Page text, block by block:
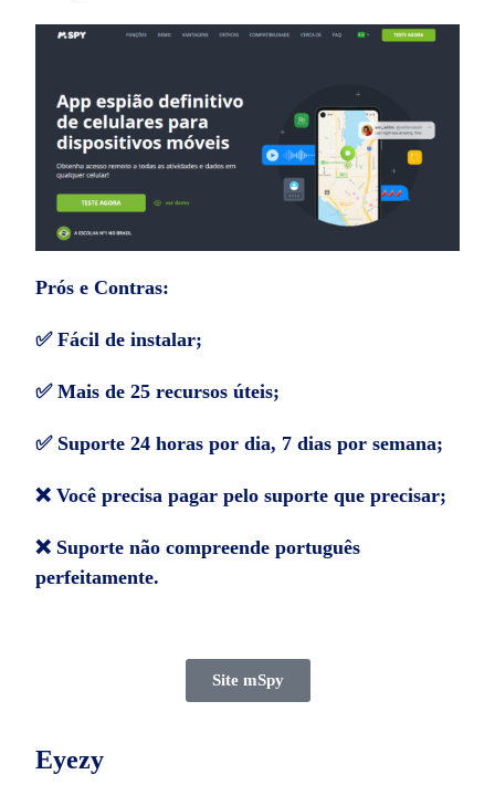
Prós e Contras:
✅ Fácil de instalar;
✅ Mais de 25 recursos úteis;
✅ Suporte 24 horas por dia, 7 dias por semana;
❌ Você precisa pagar pelo suporte que precisar;
❌ Suporte não compreende português
perfeitamente.
Site mSpy
Eyezy